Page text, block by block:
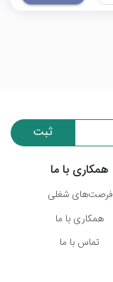
ثبت
همکاری با ما
فرصت‌های شغلی
همکاری با ما
تماس با ما